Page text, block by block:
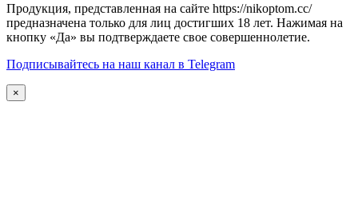
Продукция, представленная на сайте https://nikoptom.cc/
предназначена только для лиц достигших 18 лет. Нажимая на
кнопку «Да» вы подтверждаете свое совершеннолетие.
Подписывайтесь на наш канал в Telegram
×